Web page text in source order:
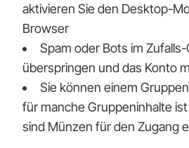
aktivieren Sie den Desktop-
Browser
Spam oder Bots im
überspringen und das Konto
Sie können einem
für manche Gruppeninhalte
sind Münzen für den Zugang